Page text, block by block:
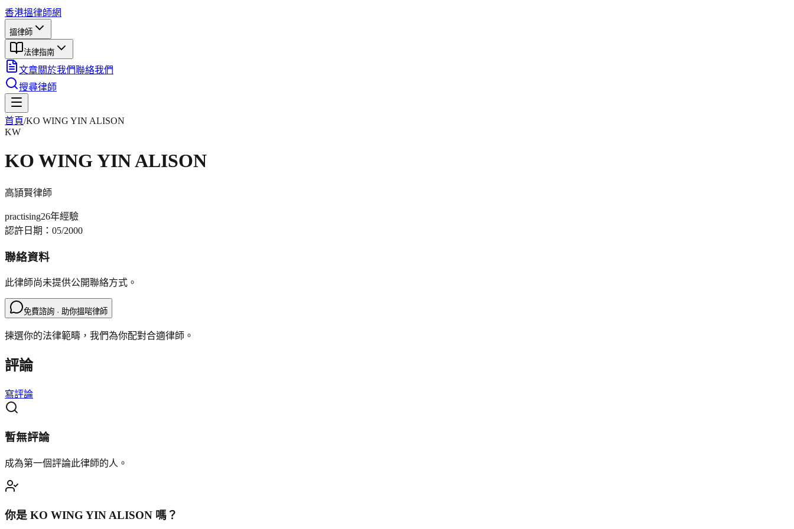
香港搵律師網
搵律師
法律指南
文章關於我們聯絡我們
搜尋律師
首頁/KO WING YIN ALISON
KW
KO WING YIN ALISON
高頴賢律師
practising26年經驗
認許日期： 05/2000
聯絡資料
此律師尚未提供公開聯絡方式。
免費諮詢 · 助你搵啱律師
揀選你的法律範疇，我們為你配對合適律師。
評論
寫評論
暫無評論
成為第一個評論此律師的人。
你是 KO WING YIN ALISON 嗎？